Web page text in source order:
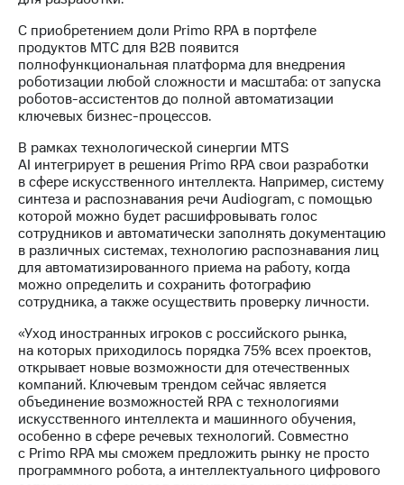
в
регионе
и акционерам
Корпоративное
управление
Корпоративный
секретарь
Раскрытие
информации
Информация
акционерам
Документы
ПАО
"МТС"
Собрания
акционеров
кабинет
акционера
Акционерный
капитал
Контроль
и
аудит
Рынок
акций
С приобретением доли Primo RPA в портфеле
продуктов МТС для B2B появится
полнофункциональная платформа для внедрения
роботизации любой сложности и масштаба: от запуска
роботов-ассистентов до полной автоматизации
ключевых бизнес-процессов.
В рамках технологической синергии MTS
AI интегрирует в решения Primo RPA свои разработки
в сфере искусственного интеллекта. Например, систему
синтеза и распознавания речи Audiogram, с помощью
которой можно будет расшифровывать голос
сотрудников и автоматически заполнять документацию
в различных системах, технологию распознавания лиц
для автоматизированного приема на работу, когда
можно определить и сохранить фотографию
сотрудника, а также осуществить проверку личности.
«Уход иностранных игроков с российского рынка,
на которых приходилось порядка 75% всех проектов,
открывает новые возможности для отечественных
компаний. Ключевым трендом сейчас является
объединение возможностей RPA с технологиями
искусственного интеллекта и машинного обучения,
особенно в сфере речевых технологий. Совместно
с Primo RPA мы сможем предложить рынку не просто
программного робота, а интеллектуального цифрового